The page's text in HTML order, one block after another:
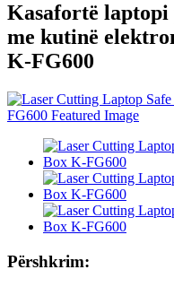
Kasafortë
me kutinë
K-FG600
Përshkrim: